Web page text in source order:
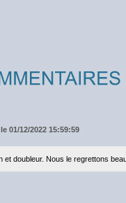
01/12/2022 15:59:59
et doubleur. Nous le regrettons